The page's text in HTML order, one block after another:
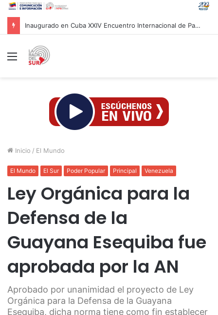
Inaugurado en Cuba XXIV Encuentro Internacional de Partidos Comunistas y Obreros
Menú
Inicio / El Mundo
El Mundo El Sur Poder Popular Principal Venezuela
Ley Orgánica para la
Defensa de la
Guayana Esequiba fue
aprobada por la AN
Aprobado por unanimidad el proyecto de Ley
Orgánica para la Defensa de la Guayana
Esequiba, dicha norma tiene como fin establecer